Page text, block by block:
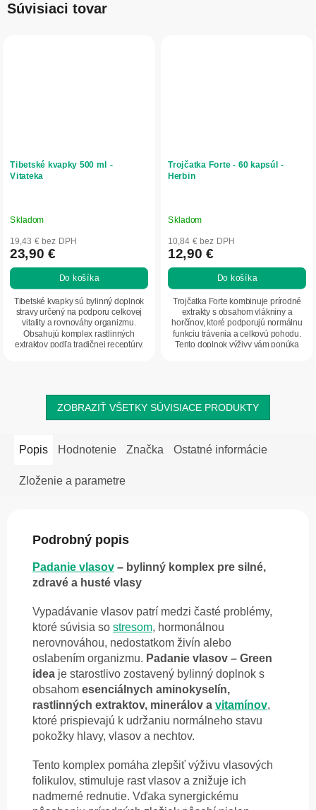
Súvisiaci tovar
Tibetské kvapky 500 ml -
Vitateka
Skladom
19,43 € bez DPH
23,90 €
Do košíka
Tibetské kvapky sú bylinný doplnok
stravy určený na podporu celkovej
vitality a rovnováhy organizmu.
Obsahujú komplex rastlinných
extraktov podľa tradičnej receptúry.
Trojčatka Forte - 60 kapsúl -
Herbin
Skladom
10,84 € bez DPH
12,90 €
Do košíka
Trojčatka Forte kombinuje prírodné
extrakty s obsahom vlákniny a
horčínov, ktoré podporujú normálnu
funkciu trávenia a celkovú pohodu.
Tento doplnok výživy vám ponúka
ZOBRAZIŤ VŠETKY SÚVISIACE PRODUKTY
Popis Hodnotenie Značka Ostatné informácie
Zloženie a parametre
Podrobný popis
Padanie vlasov – bylinný komplex pre silné,
zdravé a husté vlasy
Vypadávanie vlasov patrí medzi časté problémy,
ktoré súvisia so stresom, hormonálnou
nerovnováhou, nedostatkom živín alebo
oslabením organizmu. Padanie vlasov – Green
idea je starostlivo zostavený bylinný doplnok s
obsahom esenciálnych aminokyselín,
rastlinných extraktov, minerálov a vitamínov,
ktoré prispievajú k udržaniu normálneho stavu
pokožky hlavy, vlasov a nechtov.
Tento komplex pomáha zlepšiť výživu vlasových
folikulov, stimuluje rast vlasov a znižuje ich
nadmerné rednutie. Vďaka synergickému